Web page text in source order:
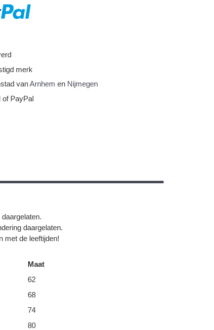
merk
vanArnhem en Nijmegen
of PayPal
daargelaten.
met de leeftijden!
Maat
62
68
74
80